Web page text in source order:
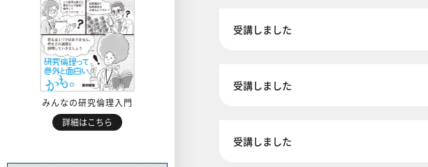
みんなの研究倫理入門
詳細はこちら
受講しました
受講しました
受講しました